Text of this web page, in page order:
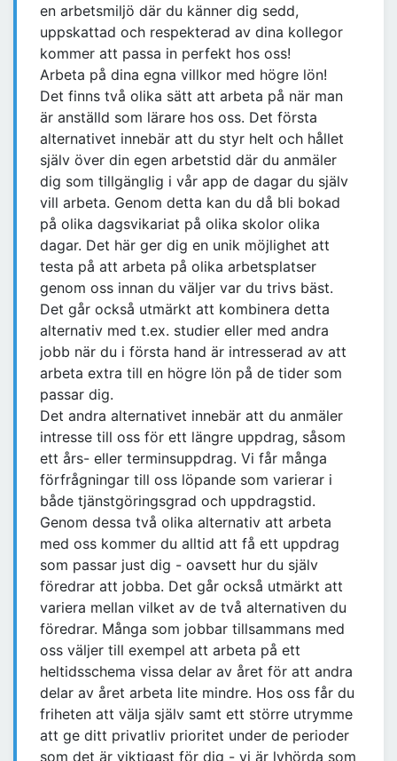
en arbetsmiljö där du känner dig sedd,
uppskattad och respekterad av dina kollegor
kommer att passa in perfekt hos oss!
Arbeta på dina egna villkor med högre lön!
Det finns två olika sätt att arbeta på när man
är anställd som lärare hos oss. Det första
alternativet innebär att du styr helt och hållet
själv över din egen arbetstid där du anmäler
dig som tillgänglig i vår app de dagar du själv
vill arbeta. Genom detta kan du då bli bokad
på olika dagsvikariat på olika skolor olika
dagar. Det här ger dig en unik möjlighet att
testa på att arbeta på olika arbetsplatser
genom oss innan du väljer var du trivs bäst.
Det går också utmärkt att kombinera detta
alternativ med t.ex. studier eller med andra
jobb när du i första hand är intresserad av att
arbeta extra till en högre lön på de tider som
passar dig.
Det andra alternativet innebär att du anmäler
intresse till oss för ett längre uppdrag, såsom
ett års- eller terminsuppdrag. Vi får många
förfrågningar till oss löpande som varierar i
både tjänstgöringsgrad och uppdragstid.
Genom dessa två olika alternativ att arbeta
med oss kommer du alltid att få ett uppdrag
som passar just dig - oavsett hur du själv
föredrar att jobba. Det går också utmärkt att
variera mellan vilket av de två alternativen du
föredrar. Många som jobbar tillsammans med
oss väljer till exempel att arbeta på ett
heltidsschema vissa delar av året för att andra
delar av året arbeta lite mindre. Hos oss får du
friheten att välja själv samt ett större utrymme
att ge ditt privatliv prioritet under de perioder
som det är viktigast för dig - vi är lyhörda som